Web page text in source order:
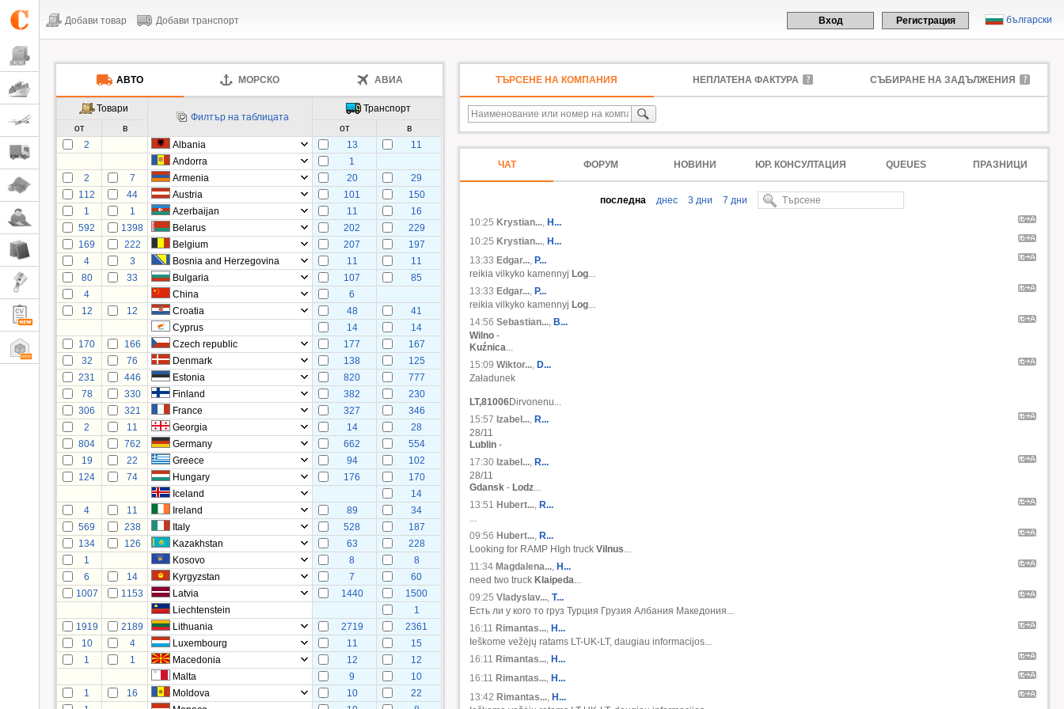
български
Вход Регистрация
Добави товар Добави транспорт
АВТО МОРСКО АВИА
Товари
Филтър на таблицата
Транспорт
от
в от
в
2
Albania 13
11
Andorra
1
2
7 Armenia 20
29
112
44 Austria 101
150
1
1 Azerbaijan 11
16
592
1398 Belarus 202
229
169
222 Belgium 207
197
4
3 Bosnia and Herzegovina 11
11
80
33 Bulgaria 107
85
4
China
6
12
12 Croatia 48
41
Cyprus
14
14
170
166 Czech republic 177
167
32
76 Denmark 138
125
231
446 Estonia 820
777
78
330 Finland 382
230
306
321 France 327
346
2
11 Georgia 14
28
804
762 Germany 662
554
19
22 Greece 94
102
124
74 Hungary 176
170
Iceland
14
4
11 Ireland 89
34
569
238 Italy 528
187
134
126 Kazakhstan 63
228
1
Kosovo 8
8
6
14 Kyrgyzstan 7
60
1007
1153 Latvia 1440
1500
Liechtenstein
1
1919
2189 Lithuania 2719
2361
10
4 Luxembourg 11
15
1
1 Macedonia 12
12
Malta
9
10
1
16 Moldova 10
22
ТЪРСЕНЕ НА КОМПАНИЯ НЕПЛАТЕНА ФАКТУРА СЪБИРАНЕ НА ЗАДЪЛЖЕНИЯ
ЧАТ ФОРУМ НОВИНИ ЮР. КОНСУЛТАЦИЯ QUEUES ПРАЗНИЦИ
последна днес 3 дни
7 дни
10:25 Krystian..., H...
10:25 Krystian..., H...
13:33 Edgar..., P...
reikia vilkyko kamennyj Log...
13:33 Edgar..., P...
reikia vilkyko kamennyj Log...
14:56 Sebastian..., B...
Wilno-
Kuźnica...
15:09 Wiktor..., D...
Załadunek
LT,81006Dirvonenu...
15:57 Izabel..., R...
28/11
Lublin-
17:30 Izabel..., R...
28/11
Gdansk- Lodz...
13:51 Hubert..., R...
...
09:56 Hubert..., R...
Looking for RAMP HIgh truck Vilnus...
11:34 Magdalena..., H...
need two truck Klaipeda...
09:25 Vladyslav..., Т...
Есть ли у кого то груз Турция Грузия Албания Македония...
16:11 Rimantas..., H...
Ieškome vežėjų ratams LT-UK-LT, daugiau informacijos...
16:11 Rimantas..., H...
16:11 Rimantas..., H...
13:42 Rimantas..., H...